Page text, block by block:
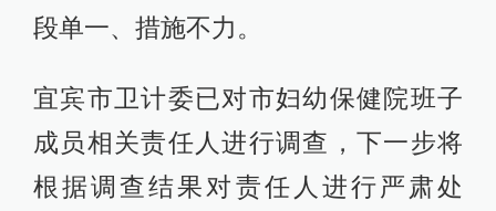
段单一、措施不力。
宜宾市卫计委已对市妇幼保健院班子
成员相关责任人进行调查，下一步将
根据调查结果对责任人进行严肃处